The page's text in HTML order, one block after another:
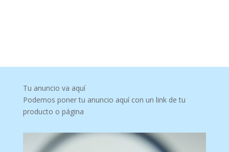
Tu anuncio va aquí
Podemos poner tu anuncio aquí con un link de tu
producto o página